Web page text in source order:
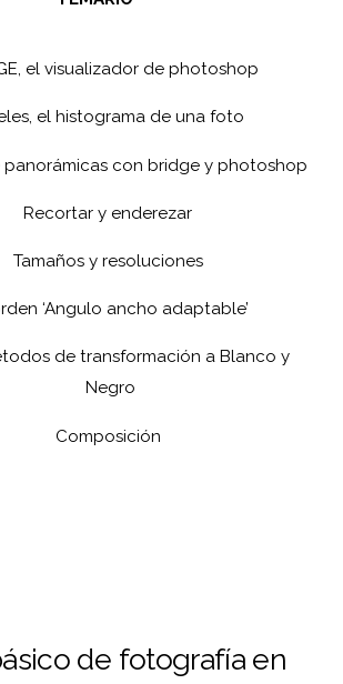
el visualizador de photoshop
el histograma de una foto
con bridge y photoshop
Recortar y enderezar
Tamaños y resoluciones
‘Angulo ancho adaptable’
de transformación a Blanco y
Negro
Composición
de fotografía en